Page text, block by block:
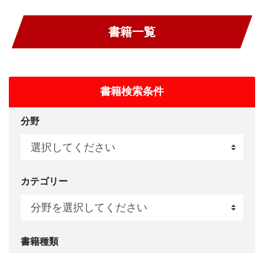
書籍一覧
書籍検索条件
分野
カテゴリー
書籍種類